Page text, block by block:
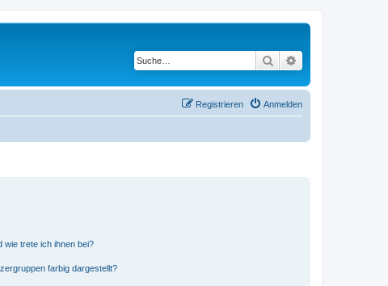
Suche
Anmelden
Registrieren
wie trete ich ihnen bei?
farbig dargestellt?